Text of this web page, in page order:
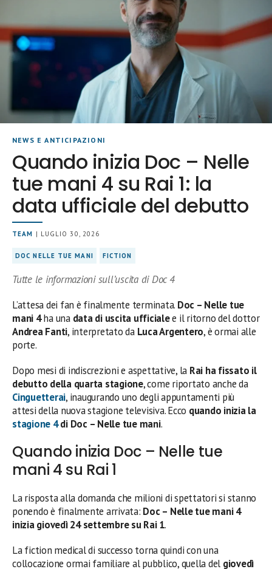
NEWS E ANTICIPAZIONI
Quando inizia Doc – Nelle
tue mani 4 su Rai 1: la
data ufficiale del debutto
TEAM | LUGLIO 30, 2026
DOC NELLE TUE MANI FICTION
Tutte le informazioni sull’uscita di Doc 4
L’attesa dei fan è finalmente terminata. Doc – Nelle tue
mani 4ha una data di uscita ufficialee il ritorno del dottor
Andrea Fanti, interpretato da Luca Argentero, è ormai alle
porte.
Dopo mesi di indiscrezioni e aspettative, la Rai ha fissato il
debutto della quarta stagione, come riportato anche da
Cinguetterai, inaugurando uno degli appuntamenti più
attesi della nuova stagione televisiva. Ecco quando inizia la
stagione 4di Doc – Nelle tue mani.
Quando inizia Doc – Nelle tue
mani 4 su Rai 1
La risposta alla domanda che milioni di spettatori si stanno
ponendo è finalmente arrivata: Doc – Nelle tue mani 4
inizia giovedì 24 settembre su Rai 1.
La fiction medical di successo torna quindi con una
collocazione ormai familiare al pubblico, quella del giovedì